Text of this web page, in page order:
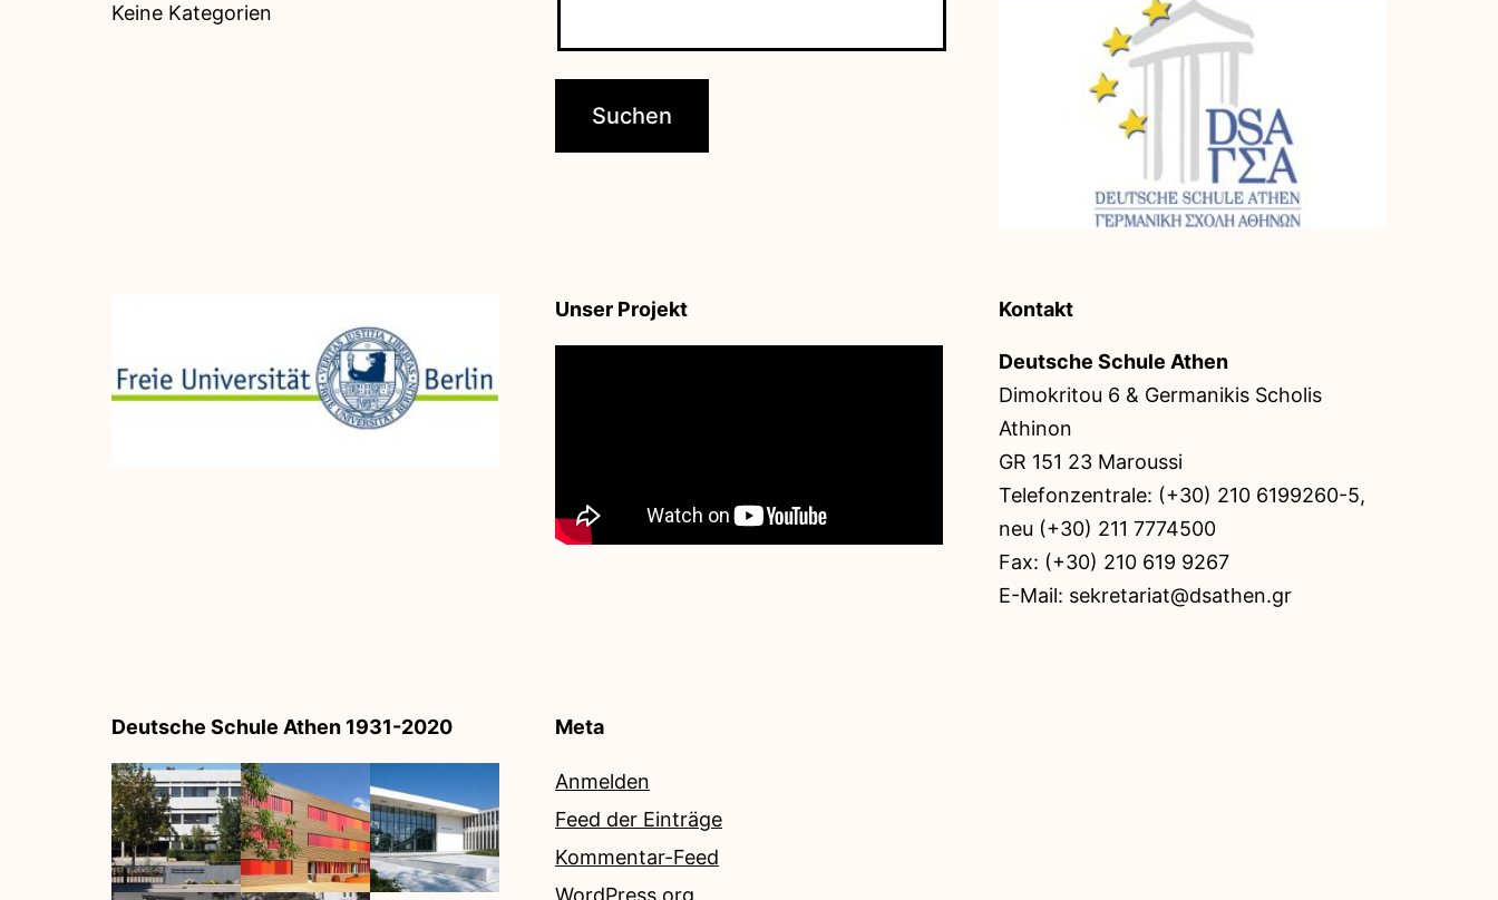
Keine Kategorien
Unser Projekt Kontakt
Deutsche Schule Athen
Dimokritou 6 & Germanikis Scholis
Athinon
GR 151 23 Maroussi
Telefonzentrale: (+30) 210 6199260-5,
neu (+30) 211 7774500
Fax: (+30) 210 619 9267
E-Mail: sekretariat@dsathen.gr
Deutsche Schule Athen 1931-2020 Meta
Anmelden
Feed der Einträge
Kommentar-Feed
WordPress.org